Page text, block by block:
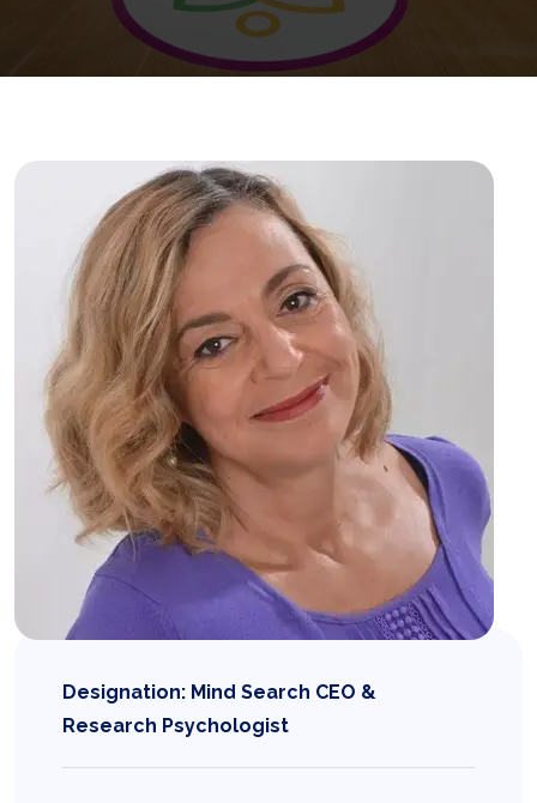
Designation: Mind Search CEO &
Research Psychologist